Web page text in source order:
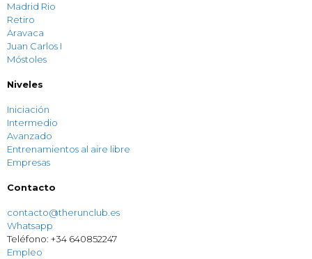
Madrid Rio
Retiro
Aravaca
Juan Carlos I
Móstoles
Niveles
Iniciación
Intermedio
Avanzado
Entrenamientos al aire libre
Empresas
Contacto
contacto@therunclub.es
Whatsapp
Teléfono: +34 640852247
Empleo